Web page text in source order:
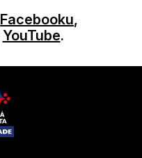
Facebooku,
YouTube.